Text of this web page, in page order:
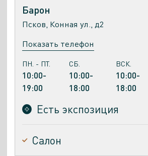
Барон
Псков, Конная ул., д2
Показать телефон
ПН. - ПТ.
10:00-
19:00
СБ.
10:00-
18:00
ВСК.
10:00-
18:00
Есть экспозиция
Салон